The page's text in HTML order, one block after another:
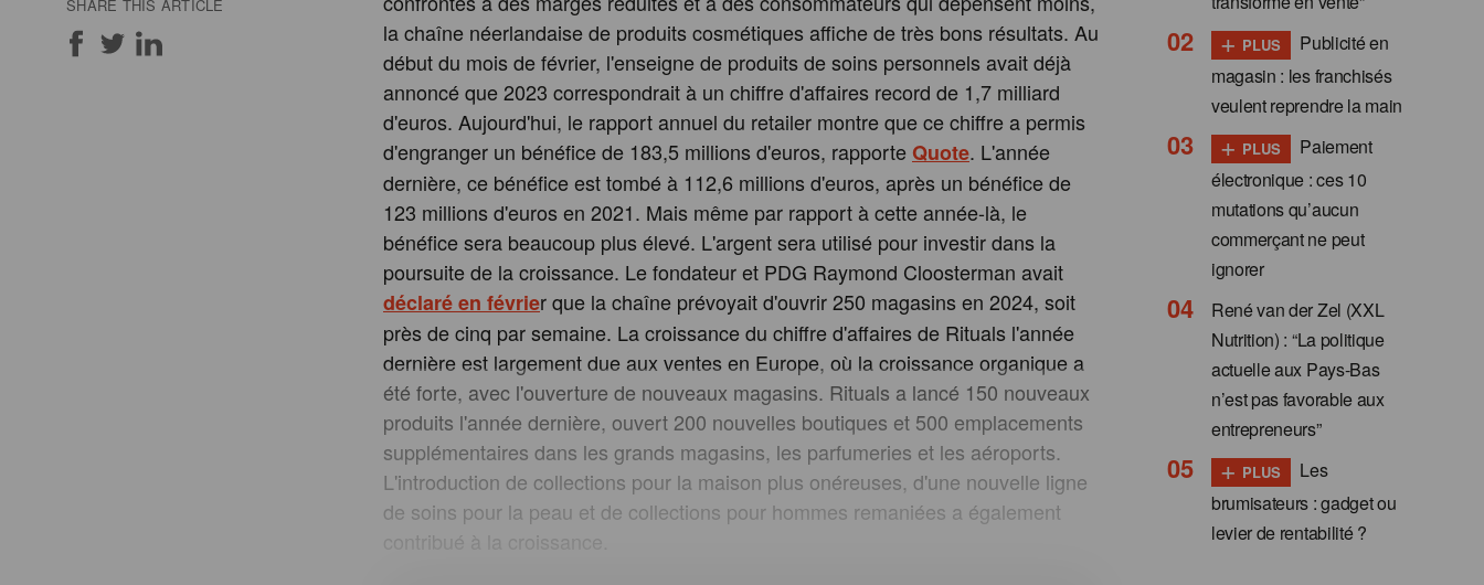
SHARE THIS ARTICLE
la chaîne néerlandaise de produits cosmétiques affiche de très bons résultats. Au
début du mois de février, l'enseigne de produits de soins personnels avait déjà
annoncé que 2023 correspondrait à un chiffre d'affaires record de 1,7 milliard
d'euros. Aujourd'hui, le rapport annuel du retailer montre que ce chiffre a permis
d'engranger un bénéfice de 183,5 millions d'euros, rapporteQuote. L'année
dernière, ce bénéfice est tombé à 112,6 millions d'euros, après un bénéfice de
123 millions d'euros en 2021. Mais même par rapport à cette année-là, le
bénéfice sera beaucoup plus élevé. L'argent sera utilisé pour investir dans la
poursuite de la croissance. Le fondateur et PDG Raymond Cloosterman avait
déclaré en février que la chaîne prévoyait d'ouvrir 250 magasins en 2024, soit
près de cinq par semaine. La croissance du chiffre d'affaires de Rituals l'année
dernière est largement due aux ventes en Europe, où la croissance organique a
été forte, avec l'ouverture de nouveaux magasins. Rituals a lancé 150 nouveaux
produits l'année dernière, ouvert 200 nouvelles boutiques et 500 emplacements
supplémentaires dans les grands magasins, les parfumeries et les aéroports.
L'introduction de collections pour la maison plus onéreuses, d'une nouvelle ligne
de soins pour la peau et de collections pour hommes remaniées a également
contribué à la croissance.
+ PLUS
Publicité en
magasin : les franchisés
veulent reprendre la main
+ PLUS
Paiement
électronique : ces 10
mutations qu’aucun
commerçant ne peut
ignorer
René van der Zel (XXL
Nutrition) : “La politique
actuelle aux Pays-Bas
n’est pas favorable aux
entrepreneurs”
+ PLUS
Les
brumisateurs : gadget ou
levier de rentabilité ?